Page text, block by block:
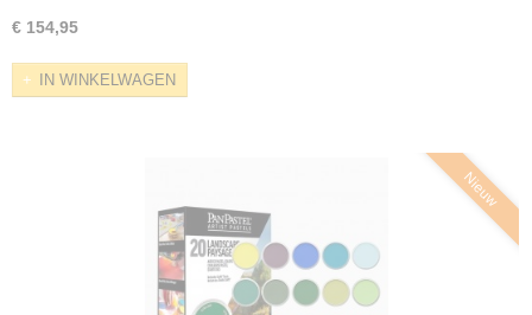
€ 154,95
IN WINKELWAGEN
Nieuw